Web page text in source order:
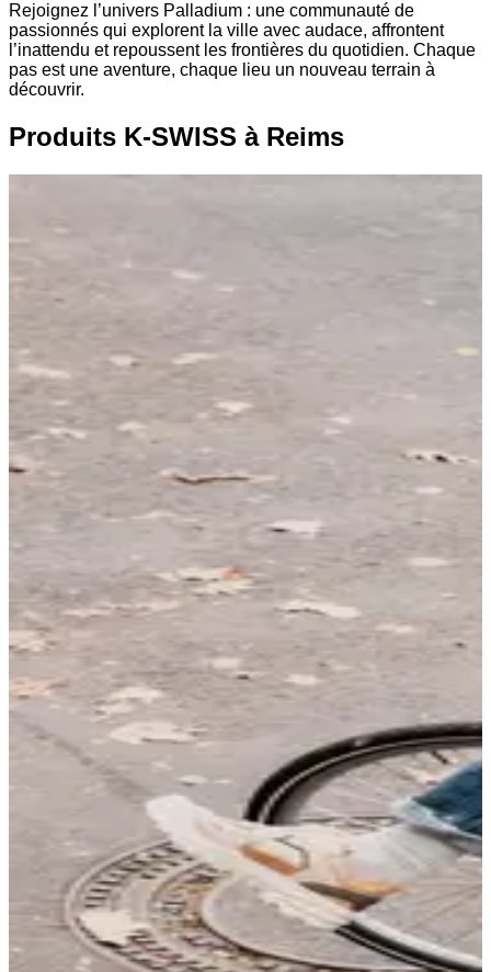
Rejoignez l’univers Palladium : une communauté de
passionnés qui explorent la ville avec audace, affrontent
l’inattendu et repoussent les frontières du quotidien. Chaque
pas est une aventure, chaque lieu un nouveau terrain à
découvrir.
Produits K-SWISS à Reims